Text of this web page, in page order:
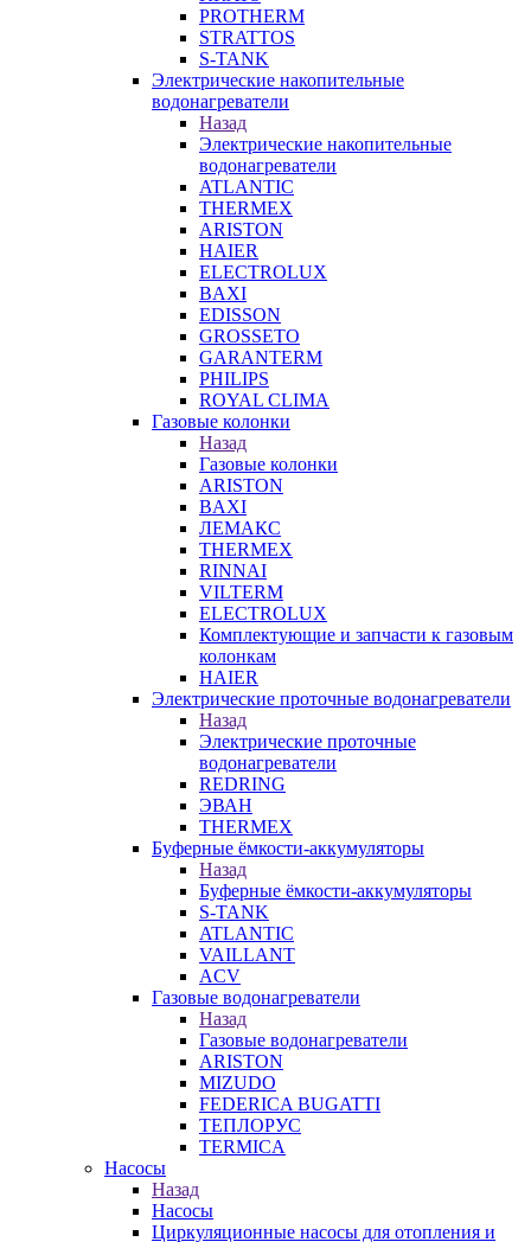
PROTHERM
STRATTOS
S-TANK
Электрические накопительные
водонагреватели
Назад
Электрические накопительные
водонагреватели
ATLANTIC
THERMEX
ARISTON
HAIER
ELECTROLUX
BAXI
EDISSON
GROSSETO
GARANTERM
PHILIPS
ROYAL CLIMA
Газовые колонки
Назад
Газовые колонки
ARISTON
BAXI
ЛЕМАКС
THERMEX
RINNAI
VILTERM
ELECTROLUX
Комплектующие и запчасти к газовым
колонкам
HAIER
Электрические проточные водонагреватели
Назад
Электрические проточные
водонагреватели
REDRING
ЭВАН
THERMEX
Буферные ёмкости-аккумуляторы
Назад
Буферные ёмкости-аккумуляторы
S-TANK
ATLANTIC
VAILLANT
ACV
Газовые водонагреватели
Назад
Газовые водонагреватели
ARISTON
MIZUDO
FEDERICA BUGATTI
ТЕПЛОРУС
TERMICA
Насосы
Назад
Насосы
Циркуляционные насосы для отопления и